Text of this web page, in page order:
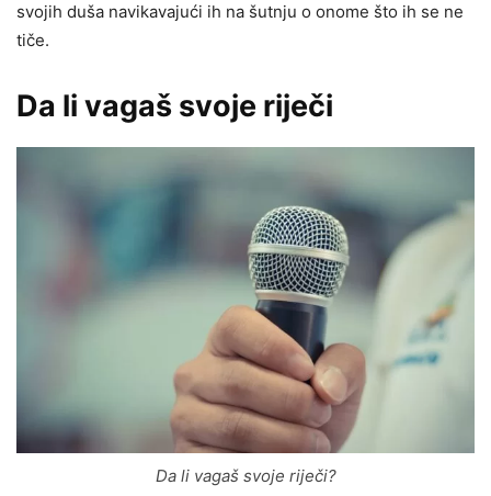
svojih duša navikavajući ih na šutnju o onome što ih se ne
tiče.
Da li vagaš svoje riječi
Da li vagaš svoje riječi?